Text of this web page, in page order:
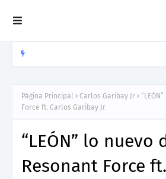
Página Principal Carlos Garibay Jr
Force ft. Carlos Garibay Jr
“LEÓN” lo nuevo
Resonant Force